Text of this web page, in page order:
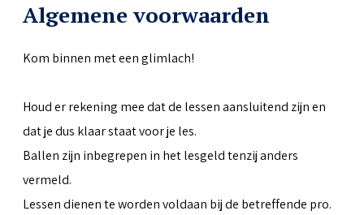
Algemene voorwaarden
Kom binnen met een glimlach!
Houd er rekening mee dat de lessen aansluitend zijn en
dat je dus klaar staat voor je les.
Ballen zijn inbegrepen in het lesgeld tenzij anders
vermeld.
Lessen dienen te worden voldaan bij de betreffende pro.